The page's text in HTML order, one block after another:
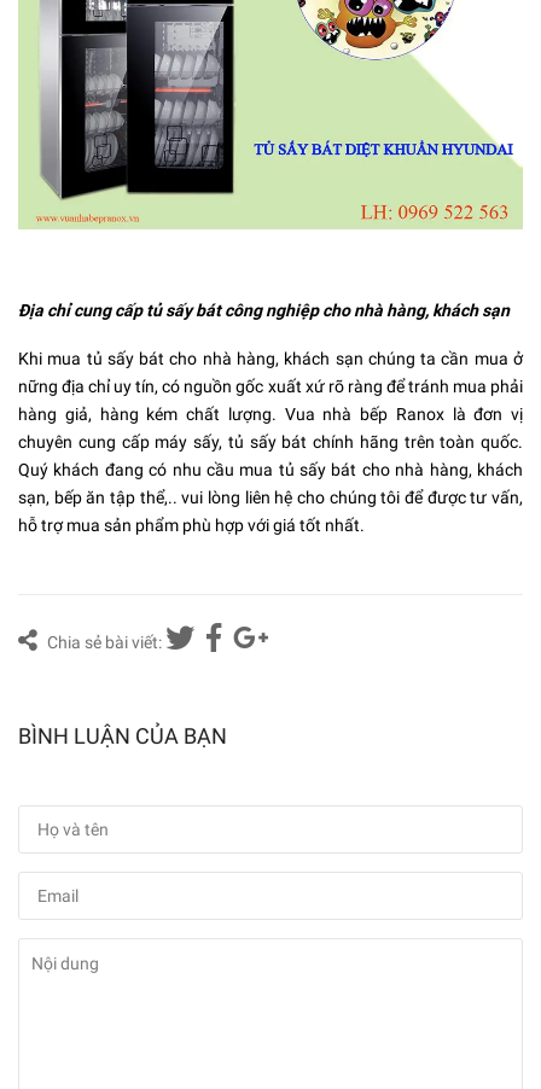
Địa chỉ cung cấp tủ sấy bát công nghiệp cho nhà hàng, khách sạn
Khi mua tủ sấy bát cho nhà hàng, khách sạn chúng ta cần mua ở
nững địa chỉ uy tín, có nguồn gốc xuất xứ rõ ràng để tránh mua phải
hàng giả, hàng kém chất lượng. Vua nhà bếp Ranox là đơn vị
chuyên cung cấp máy sấy, tủ sấy bát chính hãng trên toàn quốc.
Quý khách đang có nhu cầu mua tủ sấy bát cho nhà hàng, khách
sạn, bếp ăn tập thể,.. vui lòng liên hệ cho chúng tôi để được tư vấn,
hỗ trợ mua sản phẩm phù hợp với giá tốt nhất.
Chia sẻ bài viết:
BÌNH LUẬN CỦA BẠN